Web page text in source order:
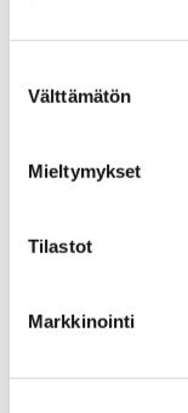
valinta
Välttämätön
Mieltymykset
Tilastot
Markkinointi